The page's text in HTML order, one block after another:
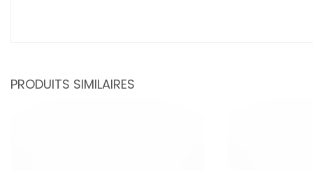
PRODUITS SIMILAIRES